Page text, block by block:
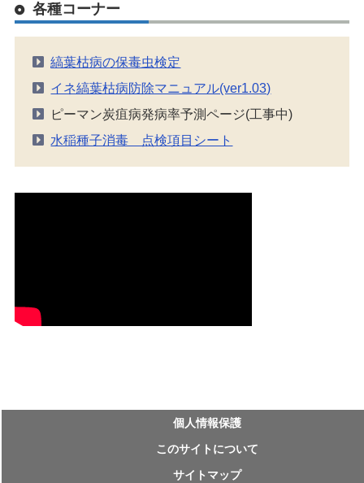
各種コーナー
縞葉枯病の保毒虫検定
イネ縞葉枯病防除マニュアル(ver1.03)
ピーマン炭疽病発病率予測ページ(工事中)
水稲種子消毒 点検項目シート
個⼈情報保護
このサイトについて
サイトマップ